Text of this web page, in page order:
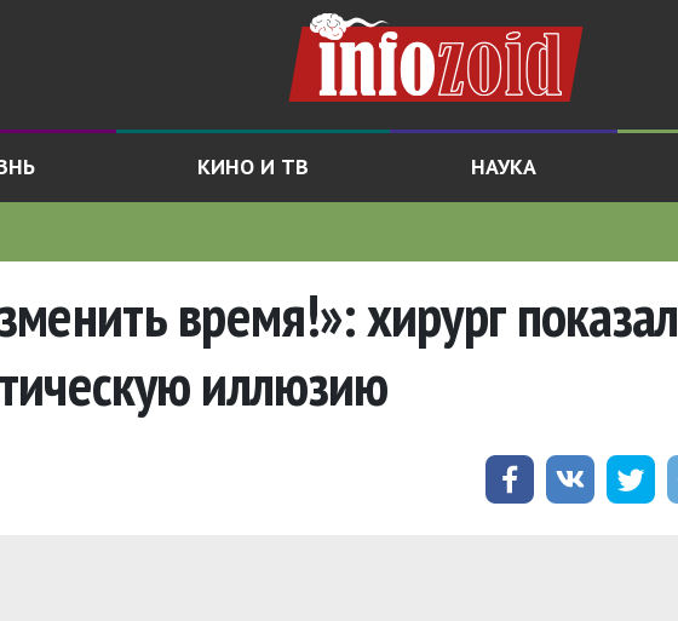
КИНО И ТВ НАУКА
время!»: хирург показал
иллюзию